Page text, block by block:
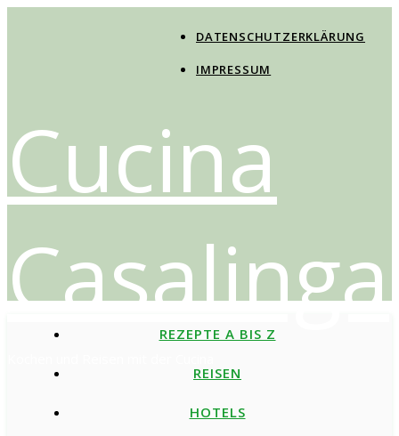
DATENSCHUTZERKLÄRUNG
IMPRESSUM
Cucina
Casalinga
REZEPTE A BIS Z
REISEN
HOTELS